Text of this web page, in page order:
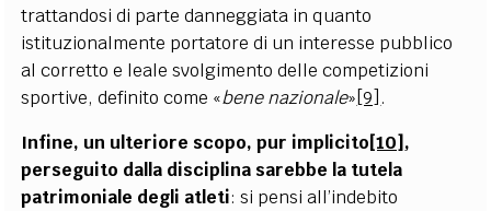
trattandosi di parte danneggiata in quanto
istituzionalmente portatore di un interesse pubblico
al corretto e leale svolgimento delle competizioni
sportive, definito come «bene nazionale»[9] .
Infine, un ulteriore scopo, pur implicito[10],
perseguito dalla disciplina sarebbe la tutela
patrimoniale degli atleti: si pensi all’indebito